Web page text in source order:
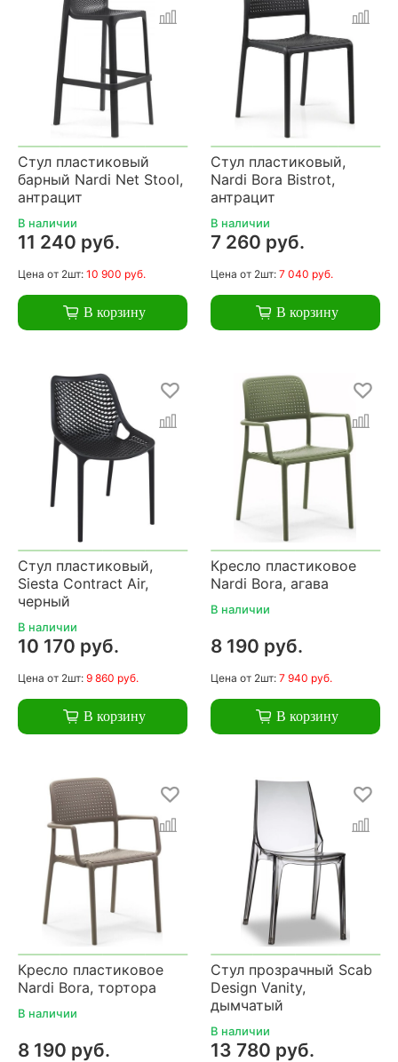
Стул пластиковый
барный Nardi Net Stool,
антрацит
В наличии
11 240 руб.
Цена от 2шт: 10 900 руб.
В корзину
Стул пластиковый,
Nardi Bora Bistrot,
антрацит
В наличии
7 260 руб.
Цена от 2шт: 7 040 руб.
В корзину
Стул пластиковый,
Siesta Contract Air,
черный
В наличии
10 170 руб.
Цена от 2шт: 9 860 руб.
В корзину
Кресло пластиковое
Nardi Bora, агава
В наличии
8 190 руб.
Цена от 2шт: 7 940 руб.
В корзину
Кресло пластиковое
Nardi Bora, тортора
В наличии
8 190 руб.
Стул прозрачный Scab
Design Vanity,
дымчатый
В наличии
13 780 руб.